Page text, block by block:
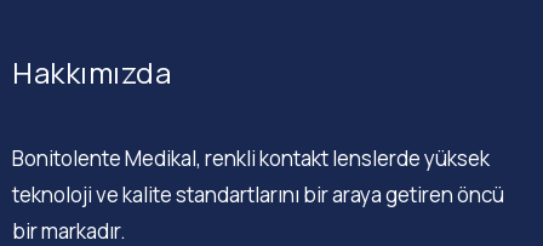
Hakkımızda
Bonitolente Medikal, renkli kontakt lenslerde yüksek
teknoloji ve kalite standartlarını bir araya getiren öncü
bir markadır.